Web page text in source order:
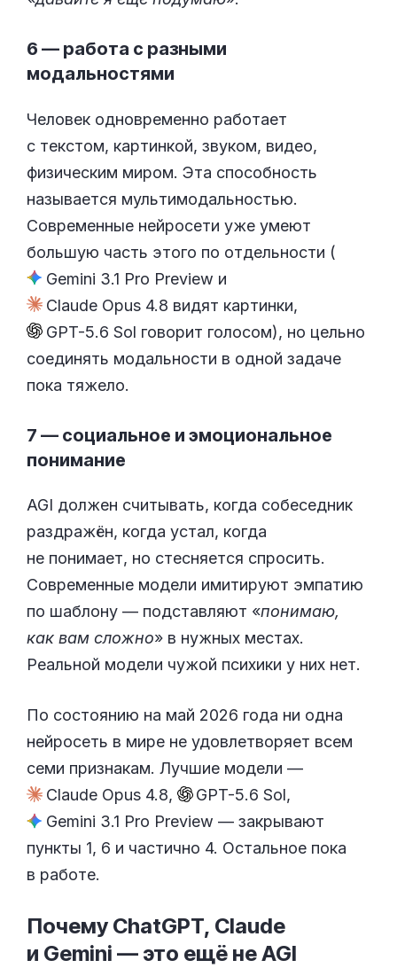
6 — работа с разными
модальностями
Человек одновременно работает
с текстом, картинкой, звуком, видео,
физическим миром. Эта способность
называется мультимодальностью.
Современные нейросети уже умеют
большую часть этого по отдельности (
Gemini 3.1 Pro Preview и
Claude Opus 4.8 видят картинки,
GPT-5.6 Sol говорит голосом), но цельно
соединять модальности в одной задаче
пока тяжело.
7 — социальное и эмоциональное
понимание
AGI должен считывать, когда собеседник
раздражён, когда устал, когда
не понимает, но стесняется спросить.
Современные модели имитируют эмпатию
по шаблону — подставляют «понимаю,
как вам сложно» в нужных местах.
Реальной модели чужой психики у них нет.
По состоянию на май 2026 года ни одна
нейросеть в мире не удовлетворяет всем
семи признакам. Лучшие модели —
Claude Opus 4.8, GPT-5.6 Sol,
Gemini 3.1 Pro Preview — закрывают
пункты 1, 6 и частично 4. Остальное пока
в работе.
Почему ChatGPT, Claude
и Gemini — это ещё не AGI